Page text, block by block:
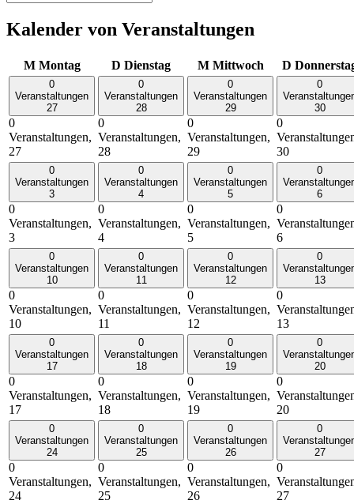
Kalender von Veranstaltungen
M Montag D Dienstag M Mittwoch D
0
Veranstaltungen
27
0
Veranstaltungen,
27
0
Veranstaltungen
28
0
Veranstaltungen,
28
0
Veranstaltungen
29
0
Veranstaltungen,
29
0
30
0
30
0
Veranstaltungen
3
0
Veranstaltungen,
3
0
Veranstaltungen
4
0
Veranstaltungen,
4
0
Veranstaltungen
5
0
Veranstaltungen,
5
0
6
0
6
0
Veranstaltungen
10
0
Veranstaltungen,
10
0
Veranstaltungen
11
0
Veranstaltungen,
11
0
Veranstaltungen
12
0
Veranstaltungen,
12
0
13
0
13
0
Veranstaltungen
17
0
Veranstaltungen,
17
0
Veranstaltungen
18
0
Veranstaltungen,
18
0
Veranstaltungen
19
0
Veranstaltungen,
19
0
20
0
20
0
Veranstaltungen
24
0
Veranstaltungen,
24
0
Veranstaltungen
25
0
Veranstaltungen,
25
0
Veranstaltungen
26
0
Veranstaltungen,
26
0
27
0
27